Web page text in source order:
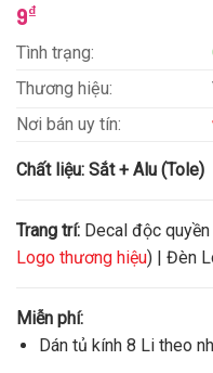
9₫
Tình trạng:
Thương hiệu:
Nơi bán uy tín:
Chất liệu: Sắt + Alu (Tole)
Trang trí: Decal độc
Logo thương hiệu) | Đèn
Miễn phí:
Dán tủ kính 8 Li theo